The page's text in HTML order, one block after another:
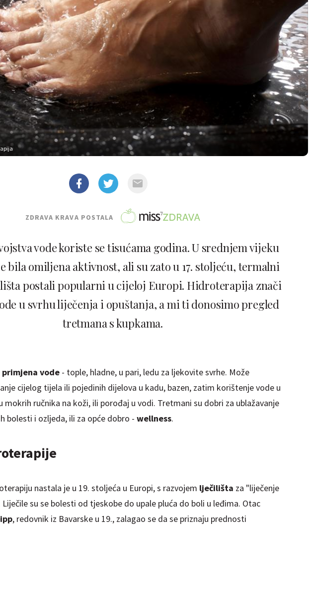
ZDRAVA KRAVA POSTALA
vode koriste se tisućama godina. U srednjem vijeku
bila omiljena aktivnost, ali su zato u 17. stoljeću, termalni
postali popularni u cijeloj Europi. Hidroterapija znači
u svrhu liječenja i opuštanja, a mi ti donosimo pregled
tretmana s kupkama.
primjena vode- tople, hladne, u pari, ledu za ljekovite svrhe. Može
cijelog tijela ili pojedinih dijelova u kadu, bazen, zatim korištenje vode u
mokrih ručnika na koži, ili porođaj u vodi. Tretmani su dobri za ublažavanje
bolesti i ozljeda, ili za opće dobro - wellness.
nastala je u 19. stoljeća u Europi, s razvojem lječilišta za "liječenje
su se bolesti od tjeskobe do upale pluća do boli u leđima. Otac
, redovnik iz Bavarske u 19., zalagao se da se priznaju prednosti